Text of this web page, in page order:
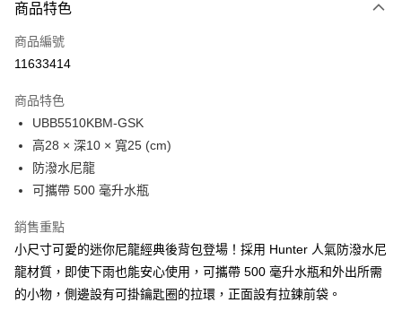
信用卡一次付款
LINE Pay
Google Pay
貨到付款
運送方式
付款後全家取貨
免運費
付款後萊爾富取貨
商品特色
商品編號
11633414
商品特色
UBB5510KBM-GSK
高28 × 深10 × 寬25 (cm)
防潑水尼龍
可攜帶 500 毫升水瓶
銷售重點
小尺寸可愛的迷你尼龍經典後背包登場！採用 Hunter 人氣防潑水尼
龍材質，即使下雨也能安心使用，可攜帶 500 毫升水瓶和外出所需
的小物，側邊設有可掛鑰匙圈的拉環，正面設有拉鍊前袋。